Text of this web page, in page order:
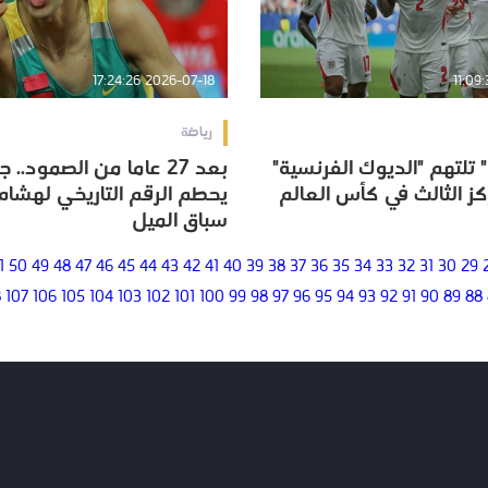
تلتهم "الديوك الفرنسية"
الثالث في كأس العالم
تلتهم "الديوك الفرنسية"
الثالث في كأس العالم
2026-07-18 17:24:26
رياضة
بعد 27 عاما من
يحطم الرقم التاريخي
سباق الميل
بعد 27 عاما من
يحطم الرقم التاريخي
سباق الميل
29
30
31
32
33
34
35
36
37
38
39
40
41
42
43
44
45
46
47
48
49
50
88
89
90
91
92
93
94
95
96
97
98
99
100
101
102
103
104
105
106
107